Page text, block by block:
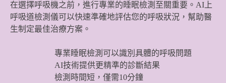
在選擇呼吸機之前，進行專業的睡眠檢測至關重要。AI上
呼吸道檢測儀可以快速準確地評估您的呼吸狀況，幫助醫
生制定最佳治療方案。
專業睡眠檢測可以識別具體的呼吸問題
AI技術提供更精準的診斷結果
檢測時間短，僅需10分鐘